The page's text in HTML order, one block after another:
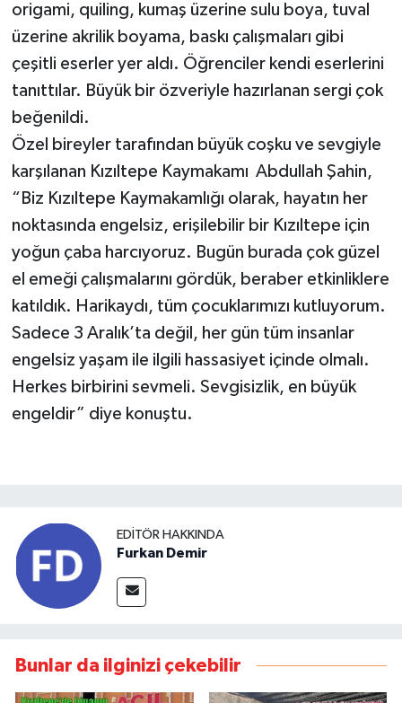
origami, quiling, kumaş üzerine sulu boya, tuval
üzerine akrilik boyama, baskı çalışmaları gibi
çeşitli eserler yer aldı. Öğrenciler kendi eserlerini
tanıttılar. Büyük bir özveriyle hazırlanan sergi çok
beğenildi.
Özel bireyler tarafından büyük coşku ve sevgiyle
karşılanan Kızıltepe Kaymakamı Abdullah Şahin,
“Biz Kızıltepe Kaymakamlığı olarak, hayatın her
noktasında engelsiz, erişilebilir bir Kızıltepe için
yoğun çaba harcıyoruz. Bugün burada çok güzel
el emeği çalışmalarını gördük, beraber etkinliklere
katıldık. Harikaydı, tüm çocuklarımızı kutluyorum.
Sadece 3 Aralık’ta değil, her gün tüm insanlar
engelsiz yaşam ile ilgili hassasiyet içinde olmalı.
Herkes birbirini sevmeli. Sevgisizlik, en büyük
engeldir” diye konuştu.
EDITÖR HAKKINDA
Furkan Demir
Bunlar da ilginizi çekebilir